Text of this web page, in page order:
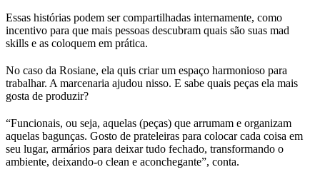
Essas histórias podem ser compartilhadas internamente, como
incentivo para que mais pessoas descubram quais são suas mad
skills e as coloquem em prática.
No caso da Rosiane, ela quis criar um espaço harmonioso para
trabalhar. A marcenaria ajudou nisso. E sabe quais peças ela mais
gosta de produzir?
“Funcionais, ou seja, aquelas (peças) que arrumam e organizam
aquelas bagunças. Gosto de prateleiras para colocar cada coisa em
seu lugar, armários para deixar tudo fechado, transformando o
ambiente, deixando-o clean e aconchegante”, conta.